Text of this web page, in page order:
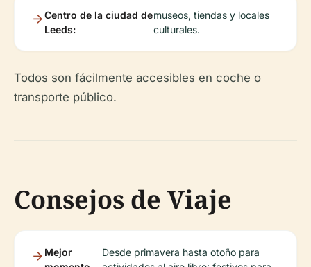
Centro de la ciudad de
Leeds:
museos, tiendas y locales
culturales.
Todos son fácilmente accesibles en coche o
transporte público.
Consejos de Viaje
Mejor
Desde primavera hasta otoño para